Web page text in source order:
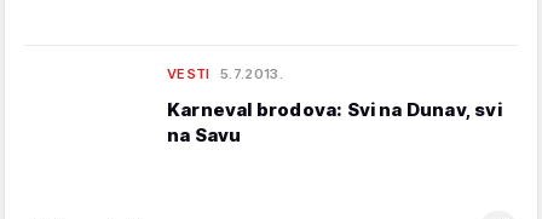
VESTI 5.7.2013.
Karneval brodova: Svi na Dunav, svi
na Savu